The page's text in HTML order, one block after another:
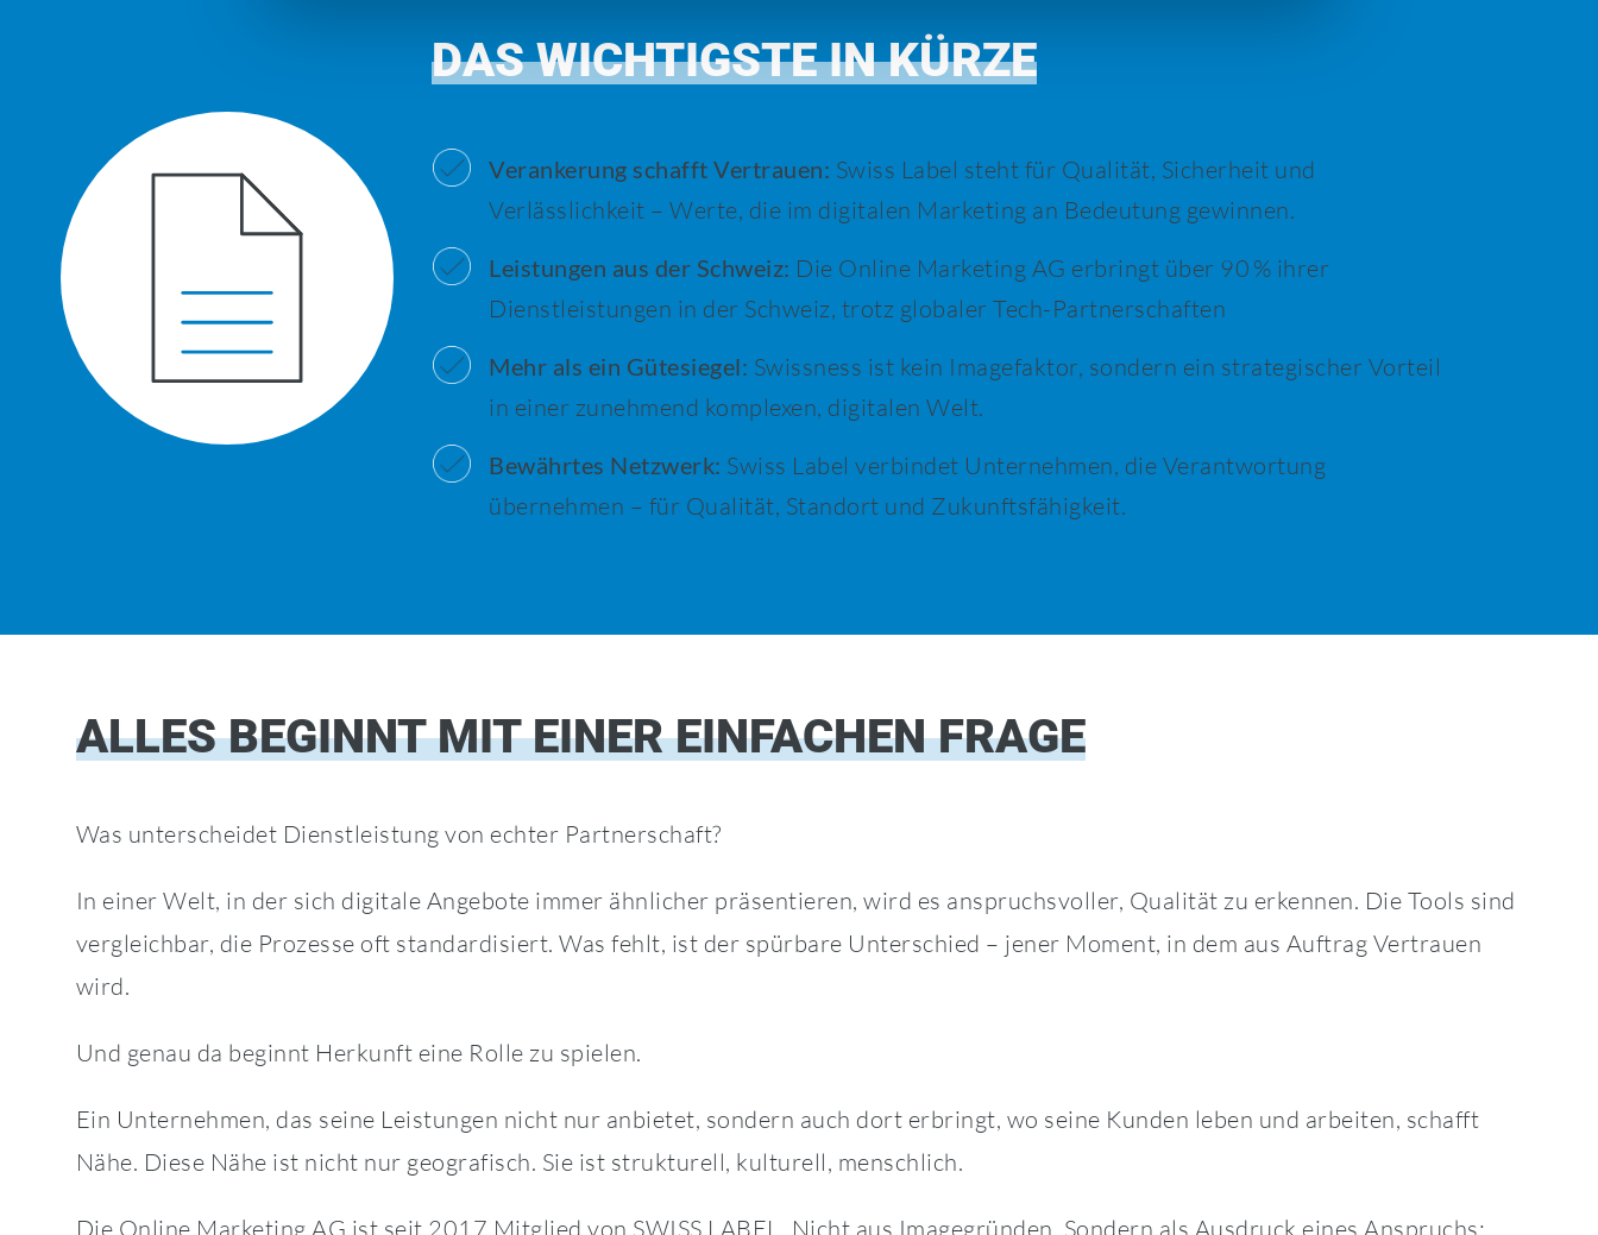
DAS WICHTIGSTE IN KÜRZE
Verankerung schafft Vertrauen: Swiss Label steht für Qualität, Sicherheit und
Verlässlichkeit – Werte, die im digitalen Marketing an Bedeutung gewinnen.
Leistungen aus der Schweiz: Die Online Marketing AG erbringt über 90 % ihrer
Dienstleistungen in der Schweiz, trotz globaler Tech-Partnerschaften
Mehr als ein Gütesiegel: Swissness ist kein Imagefaktor, sondern ein strategischer Vorteil
in einer zunehmend komplexen, digitalen Welt.
Bewährtes Netzwerk: Swiss Label verbindet Unternehmen, die Verantwortung
übernehmen – für Qualität, Standort und Zukunftsfähigkeit.
ALLES BEGINNT MIT EINER EINFACHEN FRAGE
Was unterscheidet Dienstleistung von echter Partnerschaft?
In einer Welt, in der sich digitale Angebote immer ähnlicher präsentieren, wird es anspruchsvoller, Qualität zu erkennen. Die Tools sind
vergleichbar, die Prozesse oft standardisiert. Was fehlt, ist der spürbare Unterschied – jener Moment, in dem aus Auftrag Vertrauen
wird.
Und genau da beginnt Herkunft eine Rolle zu spielen.
Ein Unternehmen, das seine Leistungen nicht nur anbietet, sondern auch dort erbringt, wo seine Kunden leben und arbeiten, schafft
Nähe. Diese Nähe ist nicht nur geografisch. Sie ist strukturell, kulturell, menschlich.
Die Online Marketing AG ist seit 2017 Mitglied von SWISS LABEL. Nicht aus Imagegründen. Sondern als Ausdruck eines Anspruchs: